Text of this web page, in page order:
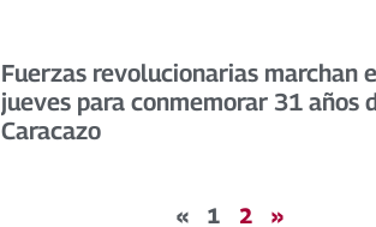
Fuerzas revolucionarias marchan
jueves para conmemorar 31 años
Caracazo
« 1 2 »